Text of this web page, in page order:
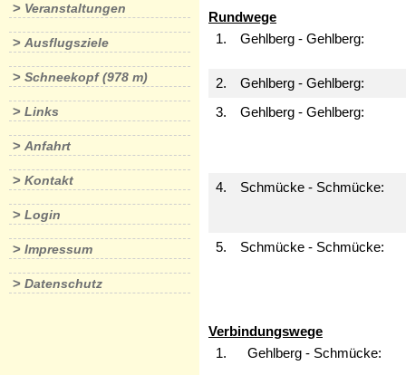
> Veranstaltungen
> Ausflugsziele
> Schneekopf (978 m)
> Links
> Anfahrt
> Kontakt
> Login
> Impressum
> Datenschutz
Rundwege
1.
Gehlberg - Gehlberg:
2.
Gehlberg - Gehlberg:
3.
Gehlberg - Gehlberg:
4. Schmücke - Schmücke:
5. Schmücke - Schmücke:
Verbindungswege
1.
Gehlberg - Schmücke: